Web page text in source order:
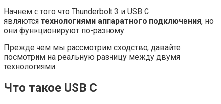
Начнем с того что Thunderbolt 3 и USB C
являются технологиями аппаратного подключения, но
они функционируют по-разному.
Прежде чем мы рассмотрим сходство, давайте
посмотрим на реальную разницу между двумя
технологиями.
Что такое USB C